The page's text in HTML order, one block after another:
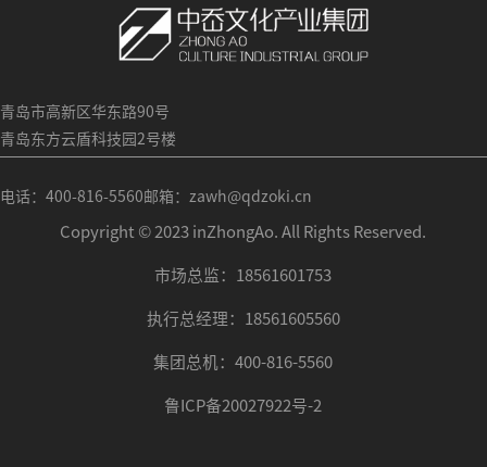
青岛市高新区华东路90号
青岛东方云盾科技园2号楼
电话：400-816-5560邮箱：zawh@qdzoki.cn
Copyright © 2023 inZhongAo. All Rights Reserved.
市场总监：18561601753
执行总经理：18561605560
集团总机：400-816-5560
鲁ICP备20027922号-2